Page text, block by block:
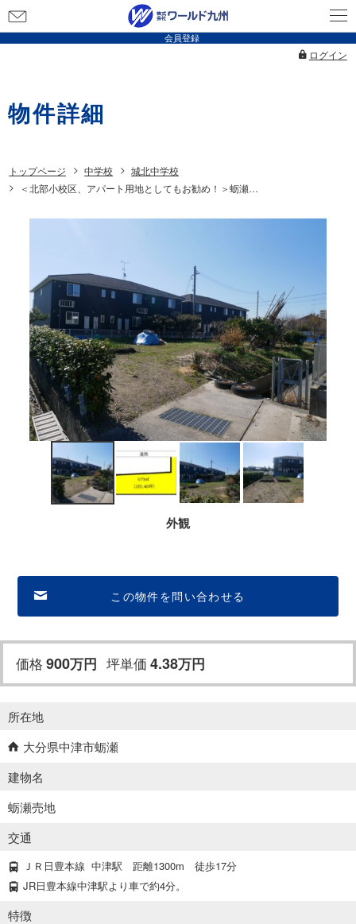
会員登録
ログイン
問
せ
物件詳細
トップページ 中学校
城北中学校
＜北部小校区、アパート用地としてもお勧め！＞蛎瀬売地
外観
この物件を問い合わせる
価格 900万円 坪単価 4.38万円
所在地
大分県中津市蛎瀬
建物名
蛎瀬売地
交通
ＪＲ日豊本線 中津駅 距離1300m
徒歩17分
JR日豊本線中津駅より車で約4分。
特徴